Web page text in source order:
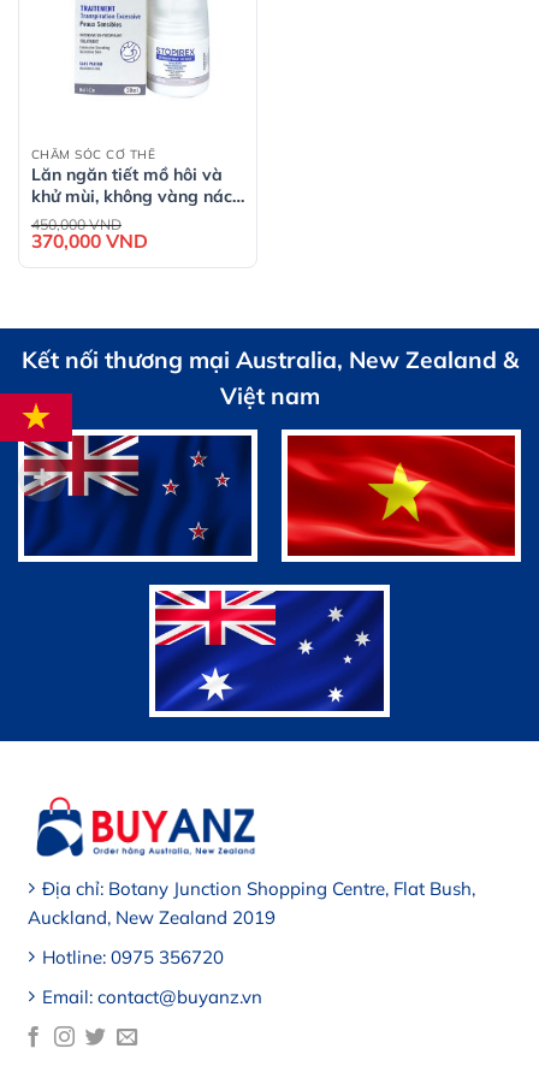
CHĂM SÓC CƠ THỂ
Lăn ngăn tiết mồ hôi và
khử mùi, không vàng nách
áo STOPIREX
Transpiration Excessive
450,000VND
gốc
là:
450,000 VND.
370,000 VNDGiá
tại
Kết nối thương mại Australia, New Zealand &
Việt nam
Địa chỉ: Botany Junction Shopping Centre, Flat Bush,
Auckland, New Zealand 2019
Hotline: 0975 356720
Email: contact@buyanz.vn